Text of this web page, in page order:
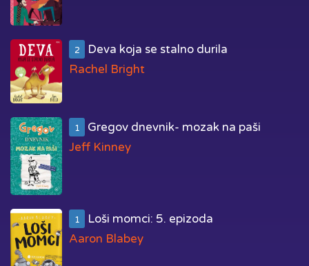
2
Deva koja se stalno durila
Rachel Bright
1
Gregov dnevnik- mozak na paši
Jeff Kinney
1
Loši momci: 5. epizoda
Aaron Blabey